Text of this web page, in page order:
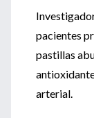
pacientes
pastillas
arterial.